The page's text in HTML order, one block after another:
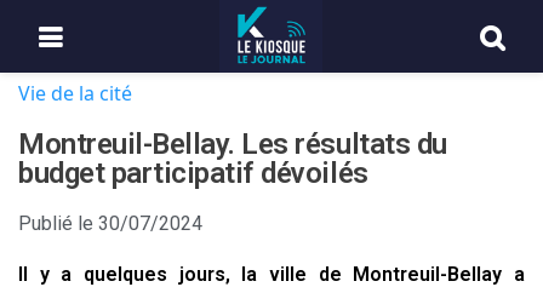
Vie de la cité
Montreuil-Bellay. Les résultats du
budget participatif dévoilés
Publié le 30/07/2024
Il y a quelques jours, la ville de Montreuil-Bellay a